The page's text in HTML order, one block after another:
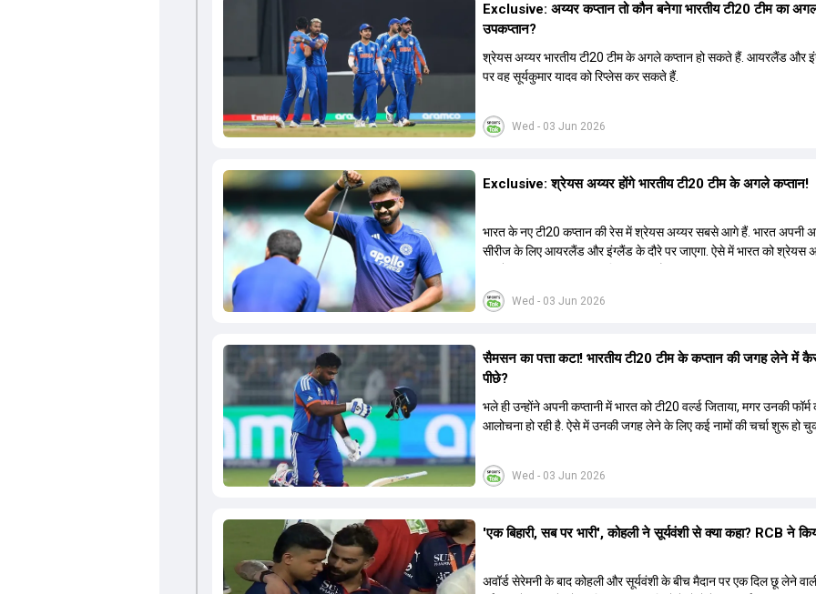
Wed - 03 Jun 2026
Exclusive: अय्यर कप्तान तो कौन बनेगा भारतीय टी20 टीम का
उपकप्तान?
श्रेयस अय्यर भारतीय टी20 टीम के अगले कप्तान हो सकते हैं. आयरलैंड और
पर वह सूर्यकुमार यादव को रिप्लेस कर सकते हैं.
Wed - 03 Jun 2026
Exclusive: श्रेयस अय्यर होंगे भारतीय टी20 टीम के अगले कप्तान!
भारत के नए टी20 कप्तान की रेस में श्रेयस अय्यर सबसे आगे हैं. भारत अपनी
सीरीज के लिए आयरलैंड और इंग्लैंड के दौरे पर जाएगा. ऐसे में भारत को श्रेयस
Wed - 03 Jun 2026
सैमसन का पत्ता कटा! भारतीय टी20 टीम के कप्तान की जगह लेने में
पीछे?
भले ही उन्होंने अपनी कप्तानी में भारत को टी20 वर्ल्ड जिताया, मगर उनकी फॉर्म
आलोचना हो रही है. ऐसे में उनकी जगह लेने के लिए कई नामों की चर्चा शुरू हो
'एक बिहारी, सब पर भारी', कोहली ने सूर्यवंशी से क्या कहा? RCB ने
अवॉर्ड सेरेमनी के बाद कोहली और सूर्यवंशी के बीच मैदान पर एक दिल छू लेने